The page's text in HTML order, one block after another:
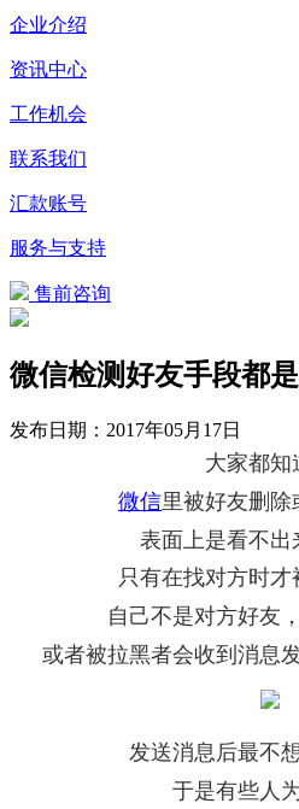
企业介绍
资讯中心
工作机会
联系我们
汇款账号
服务与支持
售前咨询
微信检测好友手段都
发布日期： 2017年05月17日
大家都知
微信里被好友删除
表面上是看不出
只有在找对方时
自己不是对方好友
或者被拉黑者会收到消息
发送消息后最不
于是有些人